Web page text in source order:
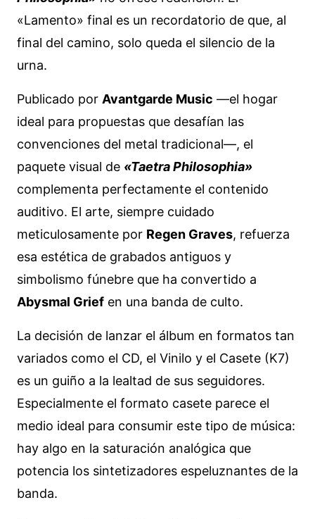
«Lamento» final es un recordatorio de que, al
final del camino, solo queda el silencio de la
urna.
Publicado por Avantgarde Music —el hogar
ideal para propuestas que desafían las
convenciones del metal tradicional—, el
paquete visual de «Taetra Philosophia»
complementa perfectamente el contenido
auditivo. El arte, siempre cuidado
meticulosamente por Regen Graves, refuerza
esa estética de grabados antiguos y
simbolismo fúnebre que ha convertido a
Abysmal Grief en una banda de culto.
La decisión de lanzar el álbum en formatos tan
variados como el CD, el Vinilo y el Casete (K7)
es un guiño a la lealtad de sus seguidores.
Especialmente el formato casete parece el
medio ideal para consumir este tipo de música:
hay algo en la saturación analógica que
potencia los sintetizadores espeluznantes de la
banda.